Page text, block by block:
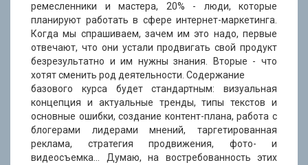
ремесленники и мастера, 20% - люди, которые
планируют работать в сфере интернет-маркетинга.
Когда мы спрашиваем, зачем им это надо, первые
отвечают, что они устали продвигать свой продукт
безрезультатно и им нужны знания. Вторые - что
хотят сменить род деятельности. Содержание
базового курса будет стандартным: визуальная
концепция и актуальные тренды, типы текстов и
основные ошибки, создание контент-плана, работа с
блогерами лидерами мнений, таргетированная
реклама, стратегия продвижения, фото- и
видеосъемка… Думаю, на востребованность этих